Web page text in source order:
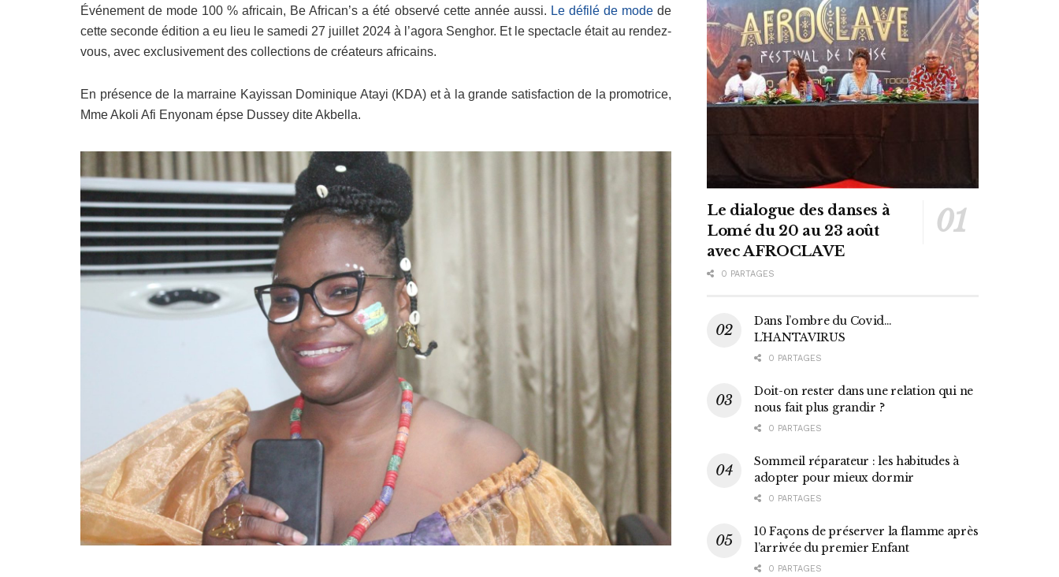
Événement de mode 100 % africain, Be African’s a été observé cette année aussi. Le défilé de modede
cette seconde édition a eu lieu le samedi 27 juillet 2024 à l’agora Senghor. Et le spectacle était au rendez-
vous, avec exclusivement des collections de créateurs africains.
En présence de la marraine Kayissan Dominique Atayi (KDA) et à la grande satisfaction de la promotrice,
Mme Akoli Afi Enyonam épse Dussey dite Akbella.
Le dialogue des danses à
Lomé du 20 au 23 août
avec AFROCLAVE
0 PARTAGES
Dans l’ombre du Covid…
L’HANTAVIRUS
0 PARTAGES
Doit-on rester dans une relation qui ne
nous fait plus grandir ?
0 PARTAGES
Sommeil réparateur : les habitudes à
adopter pour mieux dormir
0 PARTAGES
10 Façons de préserver la flamme après
l’arrivée du premier Enfant
0 PARTAGES